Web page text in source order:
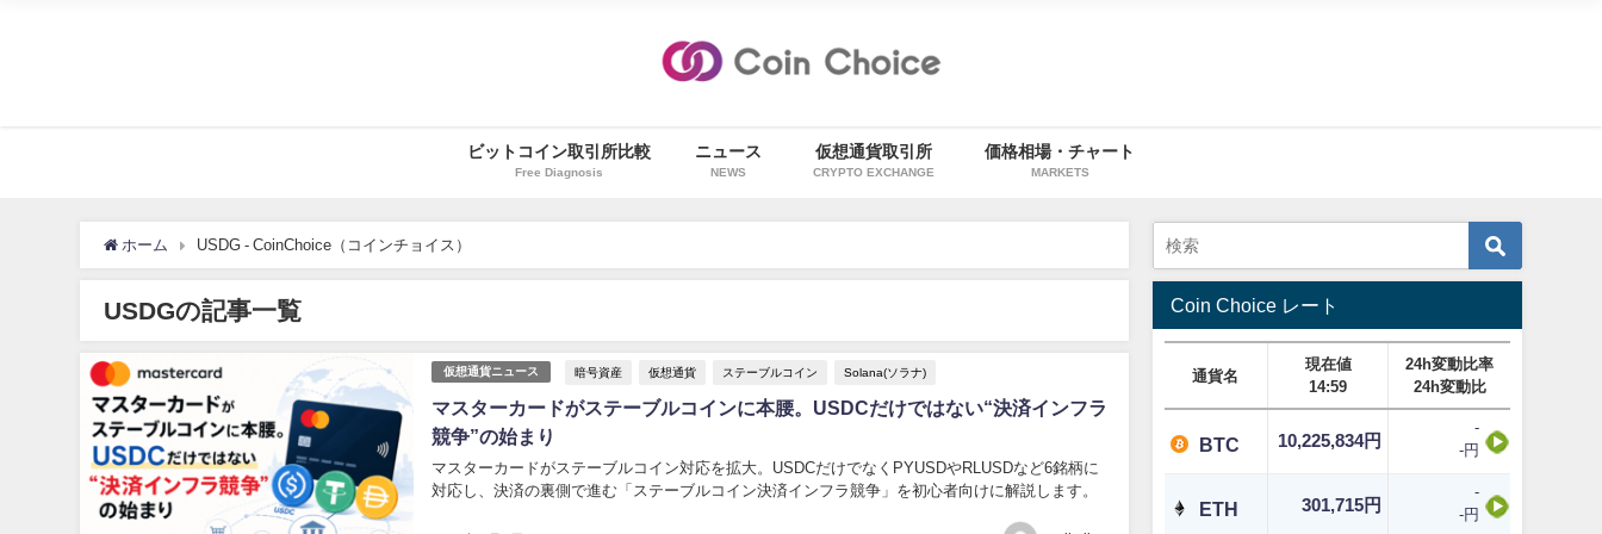
ビットコイン取引所比較
Free Diagnosis
ニュース
NEWS
仮想通貨取引所
CRYPTO EXCHANGE
価格相場・チャート
MARKETS
ホーム USDG - CoinChoice（コインチョイス）
USDGの記事一覧
仮想通貨ニュース 暗号資産 仮想通貨 ステーブルコイン Solana(ソラナ)
マスターカードがステーブルコインに本腰。USDCだけではない“決済インフラ
競争”の始まり
マスターカードがステーブルコイン対応を拡大。USDCだけでなくPYUSDやRLUSDなど6銘柄に
対応し、決済の裏側で進む「ステーブルコイン決済インフラ競争」を初心者向けに解説します。
Coin Choice レート
通貨名
現在値
14:59
24h変動比率
24h変動比
BTC 10,225,834円
-
-円
ETH 301,715円
-
-円